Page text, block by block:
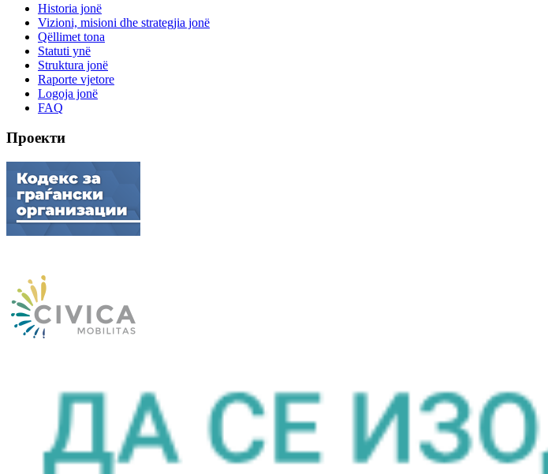
Historia jonë
Vizioni, misioni dhe strategjia jonë
Qëllimet tona
Statuti ynë
Struktura jonë
Raporte vjetore
Logoja jonë
FAQ
Проекти